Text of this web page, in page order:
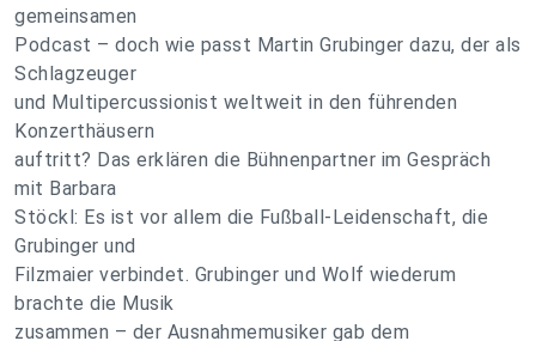
gemeinsamen
Podcast – doch wie passt Martin Grubinger dazu, der als
Schlagzeuger
und Multipercussionist weltweit in den führenden
Konzerthäusern
auftritt? Das erklären die Bühnenpartner im Gespräch
mit Barbara
Stöckl: Es ist vor allem die Fußball-Leidenschaft, die
Grubinger und
Filzmaier verbindet. Grubinger und Wolf wiederum
brachte die Musik
zusammen – der Ausnahmemusiker gab dem